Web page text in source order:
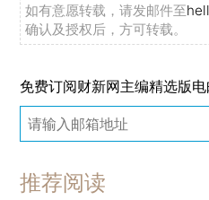
如有意愿转载，请发邮件至
确认及授权后，方可转载。
免费订阅财新网主编精选版电
推荐阅读